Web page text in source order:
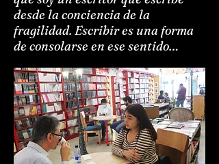
desde la conciencia de la
fragilidad. Escribir es una forma
de consolarse en ese sentido…